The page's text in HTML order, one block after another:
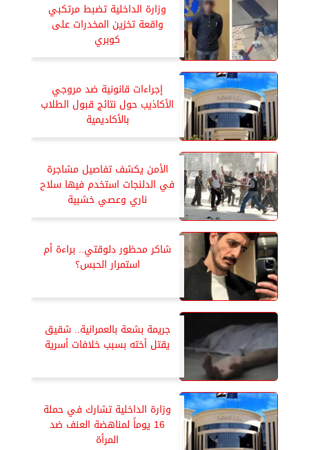
وزارة الداخلية تضبط مرتكبي
واقعة تخزين المخدرات على
كوبري
إجراءات قانونية ضد مروجي
الأكاذيب حول نتائج قبول الطلاب
بالأكاديمية
الأمن يكشف تفاصيل مشاجرة
في الدلنجات استخدم فيها سلاح
ناري وعصي خشبية
شاكر محظور دلوقتي.. براءة أم
استمرار الحبس؟
جريمة بشعة بالعمرانية.. شقيق
يقتل أخته بسبب خلافات أسرية
وزارة الداخلية تشارك في حملة
16 يوماً لمناهضة العنف ضد
المرأة